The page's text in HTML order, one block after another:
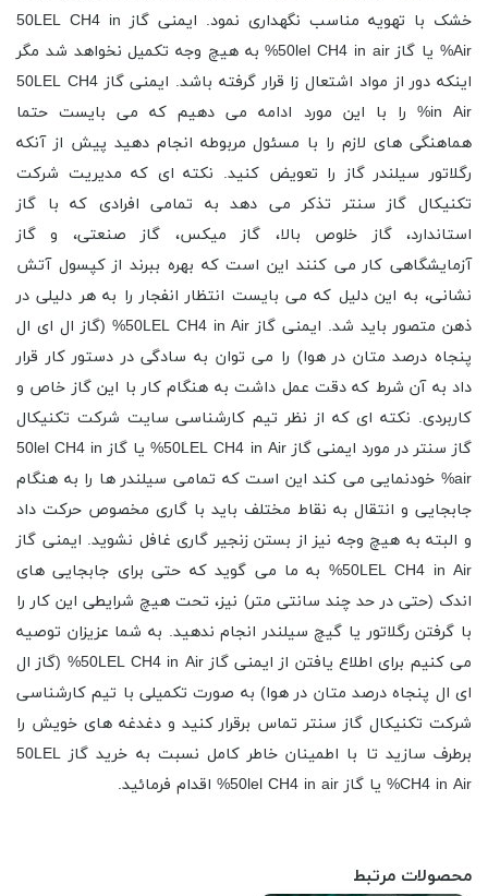
خشک با تهویه مناسب نگهداری نمود. ایمنی گاز 50LEL CH4 in
Air% یا گاز 50lel CH4 in air% به هیچ وجه تکمیل نخواهد شد مگر
اینکه دور از مواد اشتعال زا قرار گرفته باشد. ایمنی گاز 50LEL CH4
in Air% را با این مورد ادامه می دهیم که می بایست حتما
هماهنگی های لازم را با مسئول مربوطه انجام دهید پیش از آنکه
رگلاتور سیلندر گاز را تعویض کنید. نکته ای که مدیریت شرکت
تکنیکال گاز سنتر تذکر می دهد به تمامی افرادی که با گاز
استاندارد، گاز خلوص بالا، گاز میکس، گاز صنعتی، و گاز
آزمایشگاهی کار می کنند این است که بهره ببرند از کپسول آتش
نشانی، به این دلیل که می بایست انتظار انفجار را به هر دلیلی در
ذهن متصور باید شد. ایمنی گاز 50LEL CH4 in Air% (گاز ال ای ال
پنجاه درصد متان در هوا) را می توان به سادگی در دستور کار قرار
داد به آن شرط که دقت عمل داشت به هنگام کار با این گاز خاص و
کاربردی. نکته ای که از نظر تیم کارشناسی سایت شرکت تکنیکال
گاز سنتر در مورد ایمنی گاز 50LEL CH4 in Air% یا گاز 50lel CH4 in
air% خودنمایی می کند این است که تمامی سیلندر ها را به هنگام
جابجایی و انتقال به نقاط مختلف باید با گاری مخصوص حرکت داد
و البته به هیچ وجه نیز از بستن زنجیر گاری غافل نشوید. ایمنی گاز
50LEL CH4 in Air% به ما می گوید که حتی برای جابجایی های
اندک (حتی در حد چند سانتی متر) نیز، تحت هیچ شرایطی این کار را
با گرفتن رگلاتور یا گیچ سیلندر انجام ندهید. به شما عزیزان توصیه
می کنیم برای اطلاع یافتن از ایمنی گاز 50LEL CH4 in Air% (گاز ال
ای ال پنجاه درصد متان در هوا) به صورت تکمیلی با تیم کارشناسی
شرکت تکنیکال گاز سنتر تماس برقرار کنید و دغدغه های خویش را
برطرف سازید تا با اطمینان خاطر کامل نسبت به خرید گاز 50LEL
CH4 in Air% یا گاز 50lel CH4 in air% اقدام فرمائید.
محصولات مرتبط